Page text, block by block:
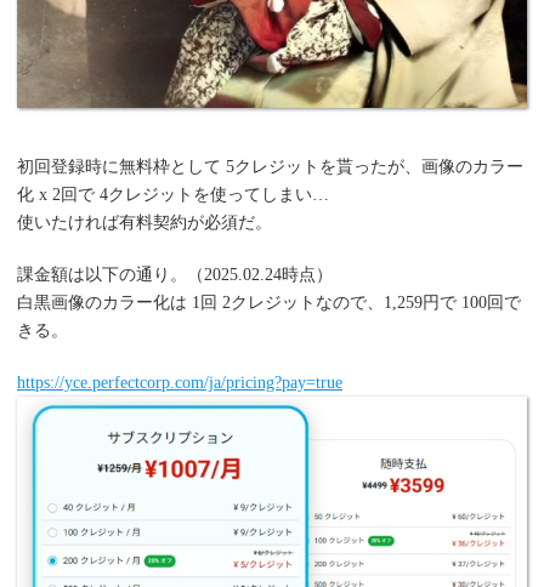
初回登録時に無料枠として 5クレジットを貰ったが、画像のカラー
化 x 2回で 4クレジットを使ってしまい…
使いたければ有料契約が必須だ。
課金額は以下の通り。（2025.02.24時点）
白黒画像のカラー化は 1回 2クレジットなので、1,259円で 100回で
きる。
https://yce.perfectcorp.com/ja/pricing?pay=true